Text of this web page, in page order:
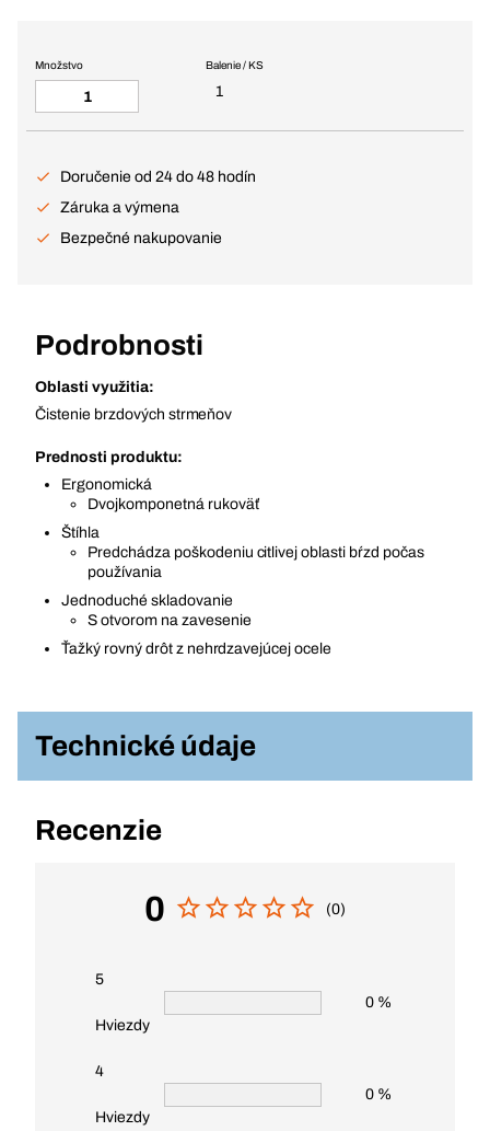
Balenie / KS
1
Množstvo
Doručenie od 24 do 48 hodín
Záruka a výmena
Bezpečné nakupovanie
Podrobnosti
Oblasti využitia:
Čistenie brzdových strmeňov
Prednosti produktu:
Ergonomická
Dvojkomponetná rukoväť
Štíhla
Predchádza poškodeniu citlivej oblasti bŕzd počas
používania
Jednoduché skladovanie
S otvorom na zavesenie
Ťažký rovný drôt z nehrdzavejúcej ocele
Technické údaje
Recenzie
0 (0)
5
Hviezdy
0 %
4
Hviezdy
0 %